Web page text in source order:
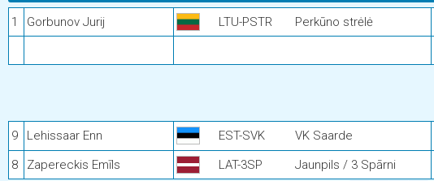
1 Gorbunov Jurij LTU-PSTR Perkūno strėlė
9
Lehissaar Enn EST-SVK VK Saarde
8 Zapereckis Emīls LAT-3SP Jaunpils / 3 Spārni